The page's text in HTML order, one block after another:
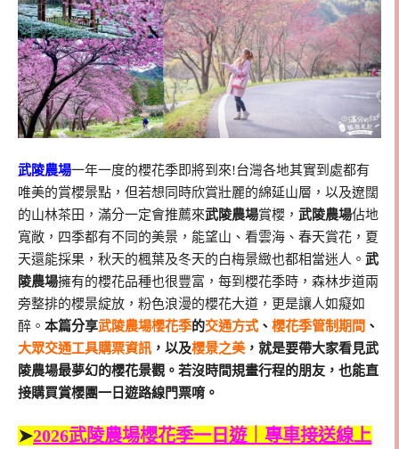
武陵農場一年一度的櫻花季即將到來!台灣各地其實到處都有
唯美的賞櫻景點，但若想同時欣賞壯麗的綿延山層，以及遼闊
的山林茶田，滿分一定會推薦來武陵農場賞櫻， 武陵農場佔地
寬敞，四季都有不同的美景，能望山、看雲海、春天賞花，夏
天還能採果，秋天的楓葉及冬天的白梅景緻也都相當迷人。 武
陵農場擁有的櫻花品種也很豐富，每到櫻花季時，森林步道兩
旁整排的櫻景綻放，粉色浪漫的櫻花大道，更是讓人如癡如
醉。 本篇分享武陵農場櫻花季的交通方式 、 櫻花季管制期間 、
大眾交通工具購票資訊 ，以及櫻景之美 ，就是要帶大家看見武
陵農場最夢幻的櫻花景觀。若沒時間規畫行程的朋友，也能直
接購買賞櫻團一日遊路線門票唷。
➤2026武陵農場櫻花季一日遊｜專車接送線上